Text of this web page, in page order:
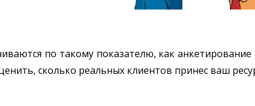
по такому показателю, как
сколько реальных клиентов принес ваш